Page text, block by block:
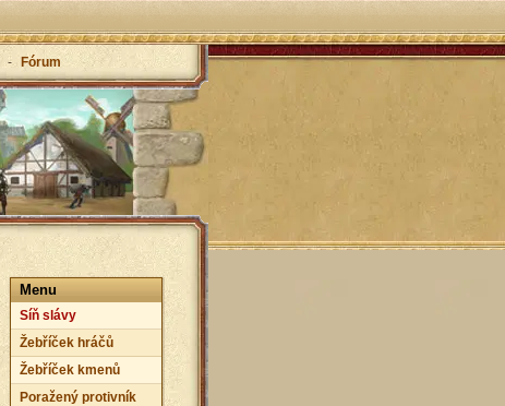
- Fórum
Menu
Síň slávy
Žebříček hráčů
Žebříček kmenů
Poražený protivník